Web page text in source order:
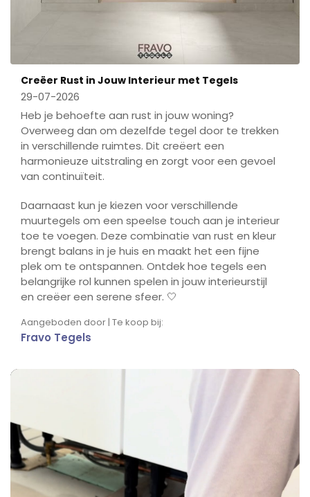
Creëer Rust in Jouw Interieur met Tegels
29-07-2026
Heb je behoefte aan rust in jouw woning?
Overweeg dan om dezelfde tegel door te trekken
in verschillende ruimtes. Dit creëert een
harmonieuze uitstraling en zorgt voor een gevoel
van continuïteit.
Daarnaast kun je kiezen voor verschillende
muurtegels om een speelse touch aan je interieur
toe te voegen. Deze combinatie van rust en kleur
brengt balans in je huis en maakt het een fijne
plek om te ontspannen. Ontdek hoe tegels een
belangrijke rol kunnen spelen in jouw interieurstijl
en creëer een serene sfeer. 🤍
Aangeboden door | Te koop bij:
Fravo Tegels